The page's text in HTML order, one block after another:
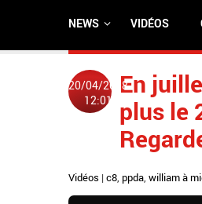
NEWS VIDÉOS
20/04/2018
12:01
En
plus le
Vidéos | c8, ppda, william à